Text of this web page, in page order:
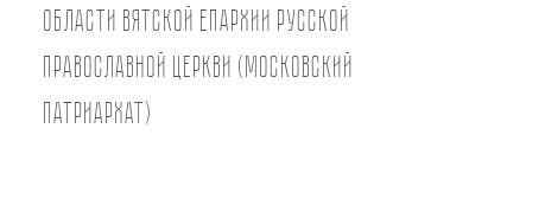
области Вятской Епархии Русской
Православной Церкви (Московский
Патриархат)